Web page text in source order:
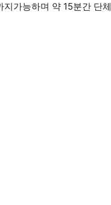
가능하며 약 15분간 단체